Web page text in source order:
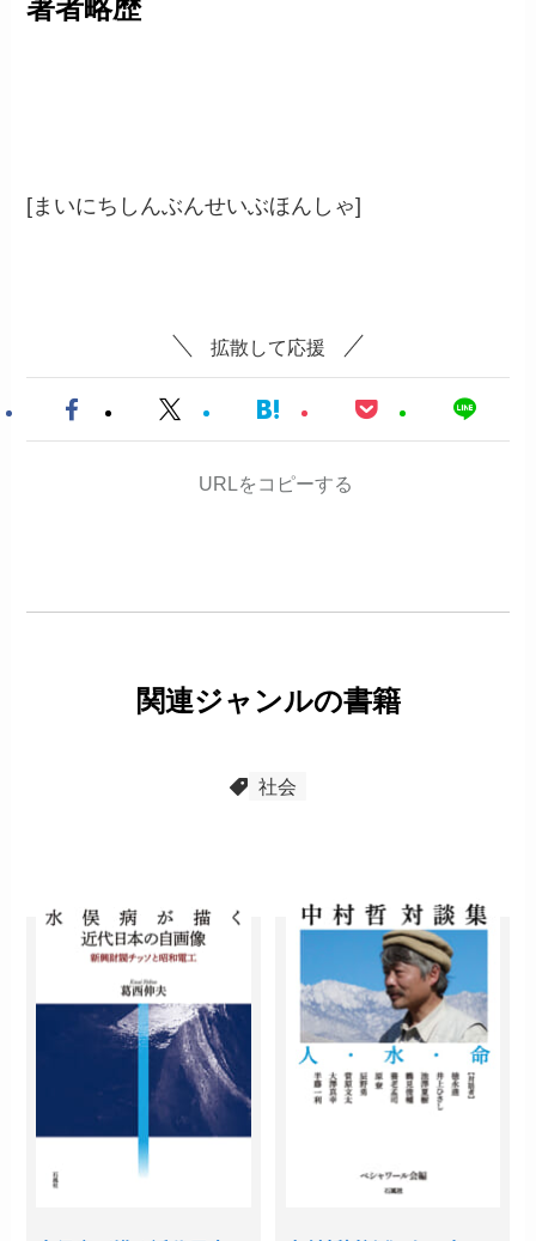
著者略歴
[まいにちしんぶんせいぶほんしゃ]
拡散して応援
URLをコピーする
関連ジャンルの書籍
社会